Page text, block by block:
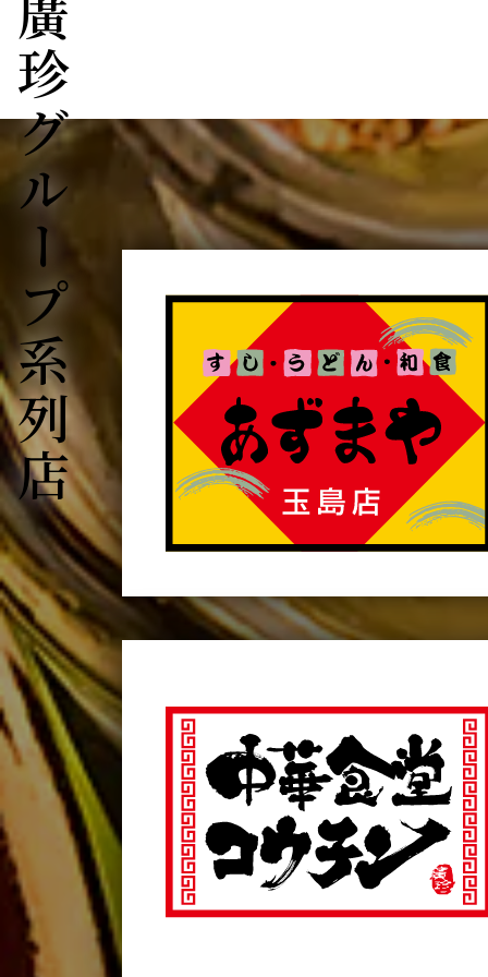
廣珍グループ系列店